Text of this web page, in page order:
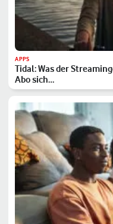
APPS
Tidal: Was der
Abo sich…